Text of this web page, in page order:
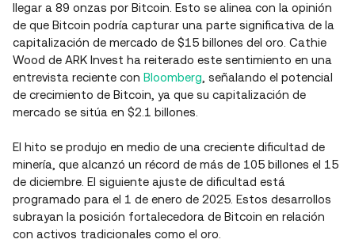
llegar a 89 onzas por Bitcoin. Esto se alinea con la opinión
de que Bitcoin podría capturar una parte significativa de la
capitalización de mercado de $15 billones del oro. Cathie
Wood de ARK Invest ha reiterado este sentimiento en una
entrevista reciente con Bloomberg , señalando el potencial
de crecimiento de Bitcoin, ya que su capitalización de
mercado se sitúa en $2.1 billones.
El hito se produjo en medio de una creciente dificultad de
minería, que alcanzó un récord de más de 105 billones el 15
de diciembre. El siguiente ajuste de dificultad está
programado para el 1 de enero de 2025. Estos desarrollos
subrayan la posición fortalecedora de Bitcoin en relación
con activos tradicionales como el oro.